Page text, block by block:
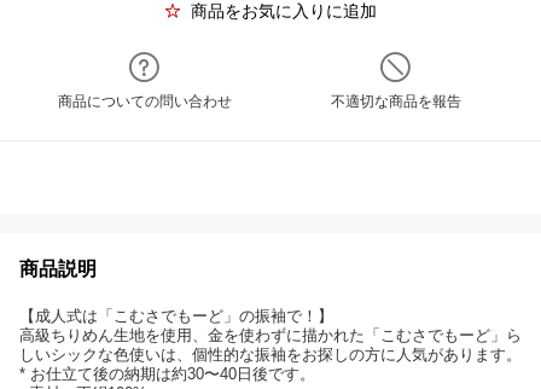
商品をお気に入りに追加
商品についての問い合わせ 不適切な商品を報告
商品説明
【成人式は「こむさでもーど」の振袖で！】
高級ちりめん生地を使用、金を使わずに描かれた「こむさでもーど」ら
しいシックな色使いは、個性的な振袖をお探しの方に人気があります。
* お仕立て後の納期は約30〜40日後です。